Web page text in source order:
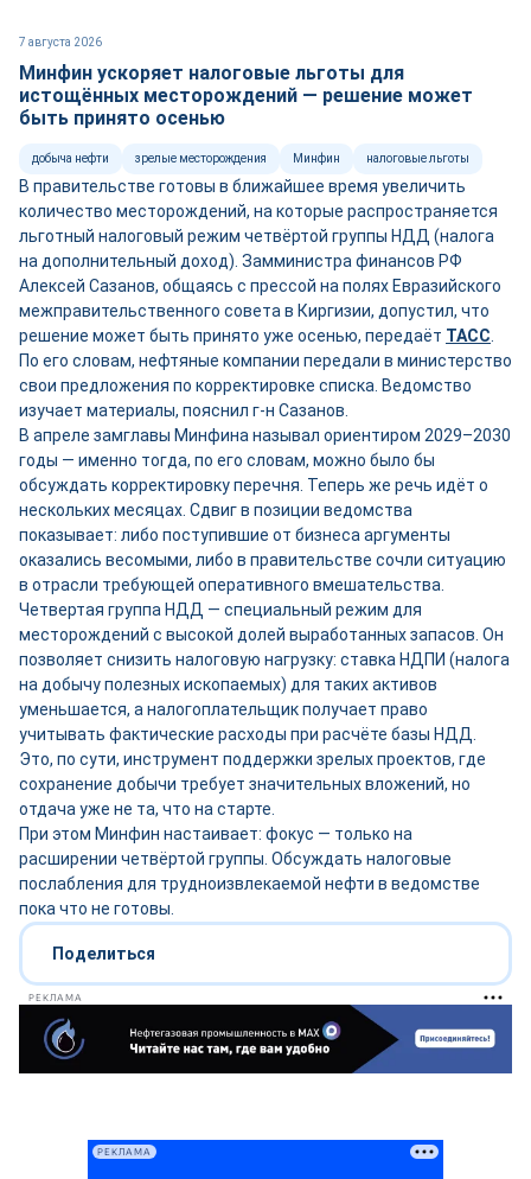
7 августа 2026
Минфин ускоряет налоговые льготы для
истощённых месторождений — решение может
быть принято осенью
добыча нефти зрелые месторождения Минфин налоговые льготы
В правительстве готовы в ближайшее время увеличить
количество месторождений, на которые распространяется
льготный налоговый режим четвёртой группы НДД (налога
на дополнительный доход). Замминистра финансов РФ
Алексей Сазанов, общаясь с прессой на полях Евразийского
межправительственного совета в Киргизии, допустил, что
решение может быть принято уже осенью, передаёт ТАСС
По его словам, нефтяные компании передали в министерство
свои предложения по корректировке списка. Ведомство
изучает материалы, пояснил г-н Сазанов.
В апреле замглавы Минфина называл ориентиром 2029–2030
годы — именно тогда, по его словам, можно было бы
обсуждать корректировку перечня. Теперь же речь идёт о
нескольких месяцах. Сдвиг в позиции ведомства
показывает: либо поступившие от бизнеса аргументы
оказались весомыми, либо в правительстве сочли ситуацию
в отрасли требующей оперативного вмешательства.
Четвертая группа НДД — специальный режим для
месторождений с высокой долей выработанных запасов. Он
позволяет снизить налоговую нагрузку: ставка НДПИ (налога
на добычу полезных ископаемых) для таких активов
уменьшается, а налогоплательщик получает право
учитывать фактические расходы при расчёте базы НДД.
Это, по сути, инструмент поддержки зрелых проектов, где
сохранение добычи требует значительных вложений, но
отдача уже не та, что на старте.
При этом Минфин настаивает: фокус — только на
расширении четвёртой группы. Обсуждать налоговые
послабления для трудноизвлекаемой нефти в ведомстве
пока что не готовы.
Поделиться
РЕКЛАМА
РЕКЛАМА